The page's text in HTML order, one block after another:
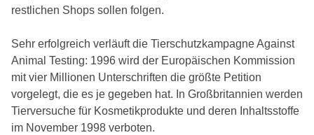
restlichen Shops sollen folgen.
Sehr erfolgreich verläuft die Tierschutzkampagne Against
Animal Testing: 1996 wird der Europäischen Kommission
mit vier Millionen Unterschriften die größte Petition
vorgelegt, die es je gegeben hat. In Großbritannien werden
Tierversuche für Kosmetikprodukte und deren Inhaltsstoffe
im November 1998 verboten.